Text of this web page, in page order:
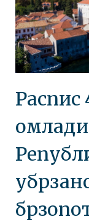
Распис